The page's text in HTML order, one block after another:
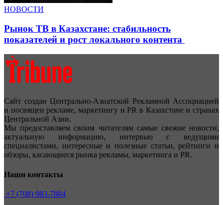
НОВОСТИ
Рынок ТВ в Казахстане: стабильность
показателей и рост локального контента
Сайт создан Центрально-Азиатской Рекламной Ассоциацией
и посвящен рекламе, маркетингу и PR в Казахстане и странах
Центральной Азии.
Мы предоставляем своим читателям самые свежие новости,
актуальную информацию, интервью с ведущими
специалистами, интересные и полезные статьи, рейтинги и
обзоры, касающиеся рынка рекламы, маркетинга и PR.
Наши контакты
+7 (708) 983-7884